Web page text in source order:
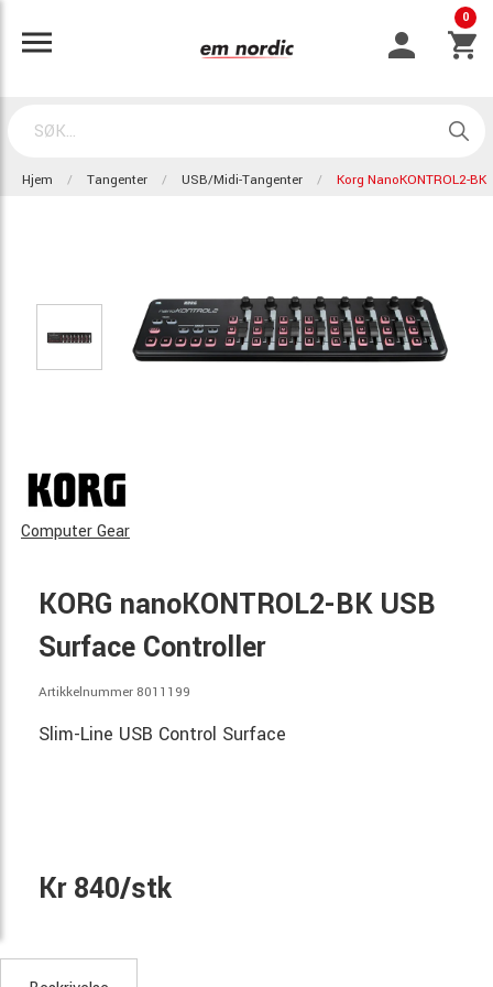
0
Hjem Tangenter USB/Midi-Tangenter Korg NanoKONTROL2-BK
Computer Gear
KORG nanoKONTROL2-BK USB
Surface Controller
Artikkelnummer 8011199
Slim-Line USB Control Surface
Kr 840/stk